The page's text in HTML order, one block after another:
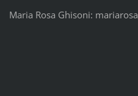
Maria Rosa Ghisoni: